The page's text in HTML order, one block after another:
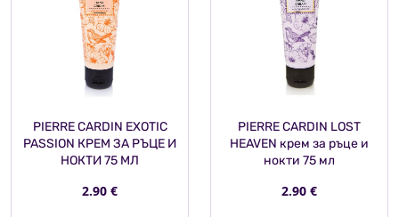
PIERRE CARDIN EXOTIC
PASSION КРЕМ ЗА РЪЦЕ И
НОКТИ 75 МЛ
2.90 €
PIERRE CARDIN LOST
HEAVEN крем за ръце и
нокти 75 мл
2.90 €